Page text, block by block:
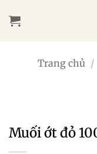
qua
Trang chủ /
Muối ớt đỏ